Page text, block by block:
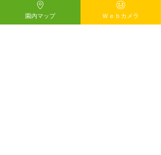
​ - 施設情報
​ - よくある質問
園内マップ Ｗｅｂカメラ